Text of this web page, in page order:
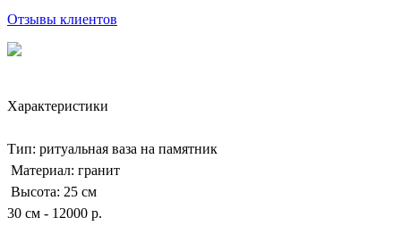
Отзывы клиентов
Характеристики
Тип: ритуальная ваза на памятник
Материал: гранит
Высота: 25 см
30 см - 12000 р.